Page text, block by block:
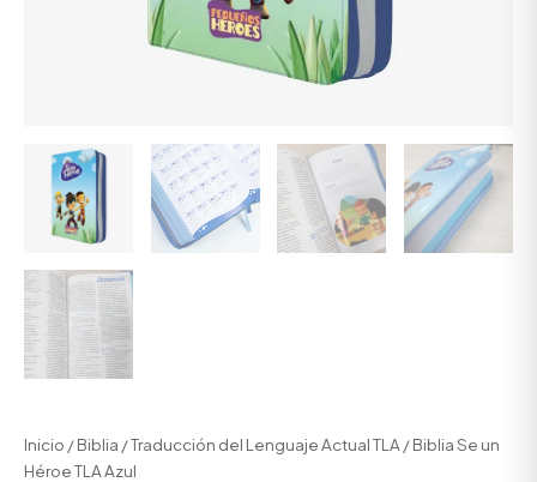
Inicio /Biblia /Traducción del Lenguaje Actual TLA / Biblia Se un
Héroe TLA Azul